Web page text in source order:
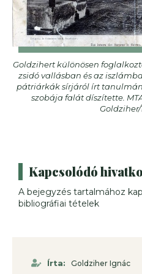
Goldzihert különösen
zsidó vallásban és az
pátriárkák sírjáról írt
szobája falát díszítette.
Goldziher/
Kapcsolódó
A bejegyzés tartalmához
bibliográfiai tételek
Írta: Goldziher Ignác